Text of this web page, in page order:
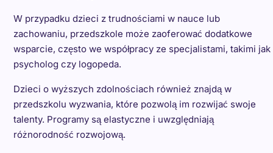
W przypadku dzieci z trudnościami w nauce lub
zachowaniu, przedszkole może zaoferować dodatkowe
wsparcie, często we współpracy ze specjalistami, takimi jak
psycholog czy logopeda.
Dzieci o wyższych zdolnościach również znajdą w
przedszkolu wyzwania, które pozwolą im rozwijać swoje
talenty. Programy są elastyczne i uwzględniają
różnorodność rozwojową.